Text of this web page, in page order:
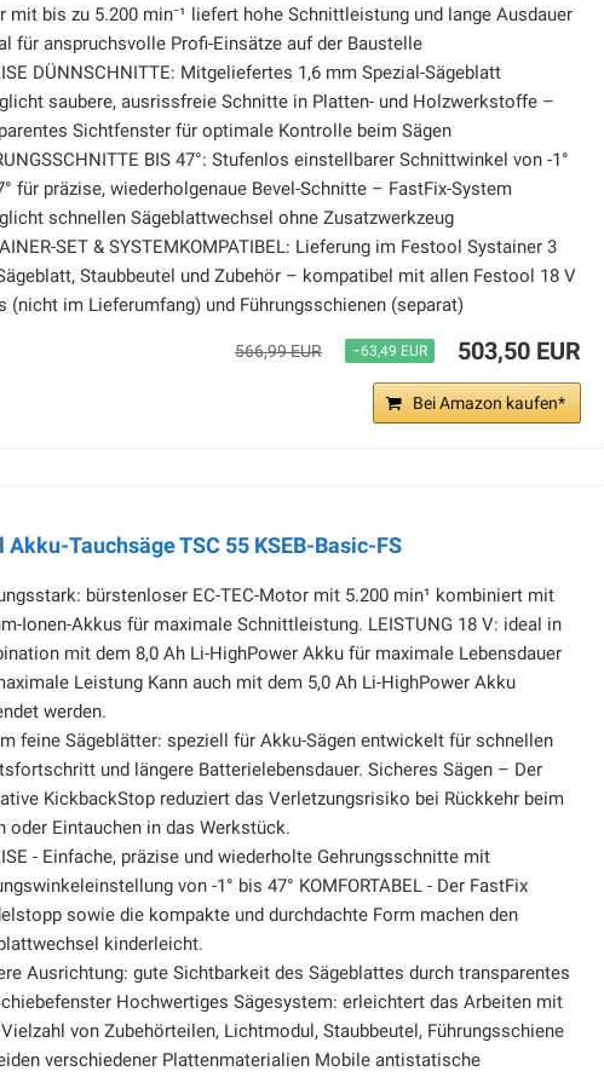
mit bis zu 5.200 min⁻¹ liefert hohe Schnittleistung und lange Ausdauer
für anspruchsvolle Profi-Einsätze auf der Baustelle
DÜNNSCHNITTE: Mitgeliefertes 1,6 mm Spezial-Sägeblatt
saubere, ausrissfreie Schnitte in Platten- und Holzwerkstoffe –
Sichtfenster für optimale Kontrolle beim Sägen
BIS 47°: Stufenlos einstellbarer Schnittwinkel von -1°
für präzise, wiederholgenaue Bevel-Schnitte – FastFix-System
schnellen Sägeblattwechsel ohne Zusatzwerkzeug
SET & SYSTEMKOMPATIBEL: Lieferung im Festool Systainer 3
Staubbeutel und Zubehör – kompatibel mit allen Festool 18 V
(nicht im Lieferumfang) und Führungsschienen (separat)
566,99 EUR −63,49 EUR 503,50 EUR
Bei Amazon kaufen*
Akku-Tauchsäge TSC 55 KSEB-Basic-FS
bürstenloser EC-TEC-Motor mit 5.200 min¹ kombiniert mit
Ionen-Akkus für maximale Schnittleistung. LEISTUNG 18 V: ideal in
mit dem 8,0 Ah Li-HighPower Akku für maximale Lebensdauer
Leistung Kann auch mit dem 5,0 Ah Li-HighPower Akku
werden.
feine Sägeblätter: speziell für Akku-Sägen entwickelt für schnellen
und längere Batterielebensdauer. Sicheres Sägen – Der
KickbackStop reduziert das Verletzungsrisiko bei Rückkehr beim
oder Eintauchen in das Werkstück.
- Einfache, präzise und wiederholte Gehrungsschnitte mit
von -1° bis 47° KOMFORTABEL - Der FastFix
sowie die kompakte und durchdachte Form machen den
kinderleicht.
Ausrichtung: gute Sichtbarkeit des Sägeblattes durch transparentes
Hochwertiges Sägesystem: erleichtert das Arbeiten mit
von Zubehörteilen, Lichtmodul, Staubbeutel, Führungsschiene
verschiedener Plattenmaterialien Mobile antistatische